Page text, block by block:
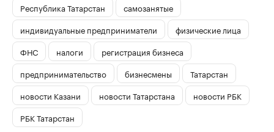
Республика Татарстан
самозанятые
индивидуальные предприниматели
физические лица
ФНС
налоги
регистрация бизнеса
предпринимательство
бизнесмены
Татарстан
новости Казани
новости Татарстана
новости РБК
РБК Татарстан